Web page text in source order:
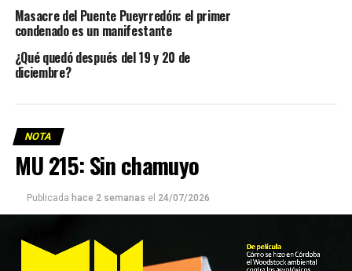
Masacre del Puente Pueyrredón: el primer
condenado es un manifestante
¿Qué quedó después del 19 y 20 de
diciembre?
NOTA
MU 215: Sin chamuyo
Publicada hace 2 semanas el 24/07/2026